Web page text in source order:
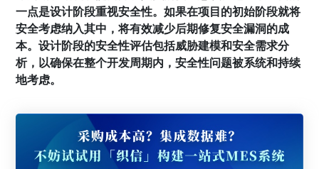
一点是设计阶段重视安全性。如果在项目的初始阶段就将
安全考虑纳入其中，将有效减少后期修复安全漏洞的成
本。设计阶段的安全性评估包括威胁建模和安全需求分
析，以确保在整个开发周期内，安全性问题被系统和持续
地考虑。